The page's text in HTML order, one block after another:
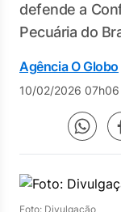
defende a
Pecuária do
Agência O Globo
10/02/2026 07h06
Foto: Divulgação